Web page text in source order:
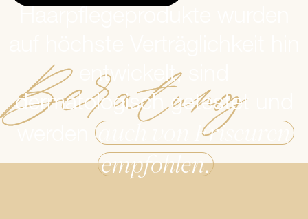
entwickelt, sind
dermatologisch getestet und
auch von Friseuren
empfohlen.
Beratung